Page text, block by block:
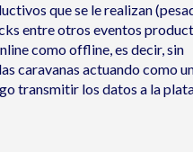
que se le realizan
entre otros eventos
como offline, es decir, sin
caravanas actuando como
transmitir los datos a la